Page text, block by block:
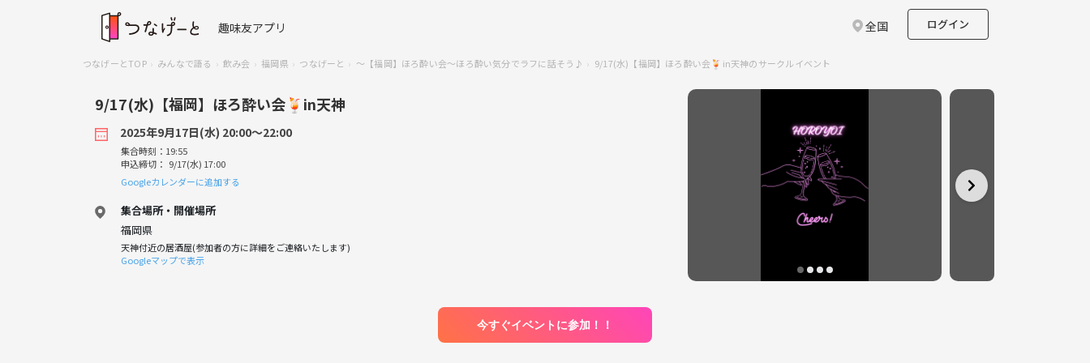
趣味友アプリ 全国 ログイン
つなげーとTOP みんなで語る 飲み会 福岡県 つなげーと ～【福岡】ほろ酔い会～ほろ酔い気分でラフに話そう♪ 9/17(水)【福岡】ほろ酔い会🍹in天神のサークルイベント
9/17(水)【福岡】ほろ酔い会🍹in天神
2025年9月17日(水) 20:00〜22:00
集合時刻：19:55
申込締切： 9/17(水) 17:00
Googleカレンダーに追加する
集合場所・開催場所
福岡県
天神付近の居酒屋(参加者の方に詳細をご連絡いたします)
Googleマップで表示
今すぐイベントに参加！！